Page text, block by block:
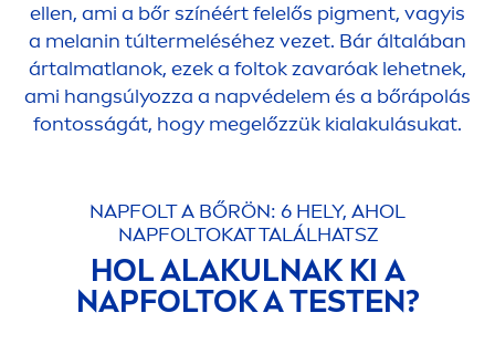
ellen, ami a bőr színéért felelős pigment, vagyis
a melanin túltermeléséhez vezet. Bár általában
ártalmatlanok, ezek a foltok zavaróak lehetnek,
ami hangsúlyozza a napvédelem és a bőrápolás
fontosságát, hogy megelőzzük kialakulásukat.
NAPFOLT A BŐRÖN: 6 HELY, AHOL
NAPFOLTOKAT TALÁLHATSZ
HOL ALAKULNAK KI A
NAPFOLTOK A TESTEN?